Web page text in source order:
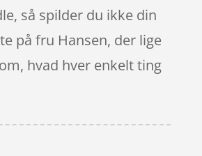
så spilder du ikke din
på fru Hansen, der lige
hvad hver enkelt ting